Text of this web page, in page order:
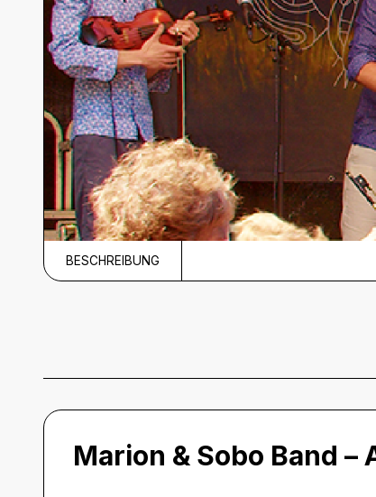
BESCHREIBUNG
Marion & Sobo Band –